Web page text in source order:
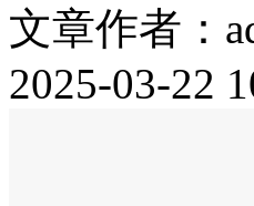
文章作者：
2025-03-22